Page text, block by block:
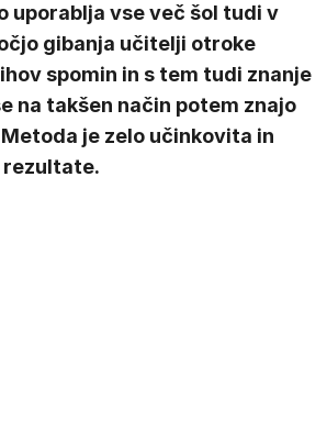
uporablja vse več šol tudi v
gibanja učitelji otroke
spomin in s tem tudi znanje
na takšen način potem znajo
je zelo učinkovita in
rezultate.